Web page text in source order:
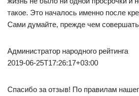
такое. Это началось именно после
Сами думайте, прежде чем
Администратор народного рейтинга
2019-06-25T17:26:17+03:00
Спасибо за отзыв! По правилам